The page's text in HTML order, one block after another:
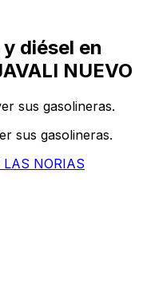
diésel en
NUEVO
sus gasolineras.
sus gasolineras.
NORIAS